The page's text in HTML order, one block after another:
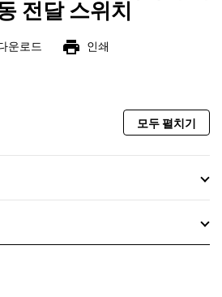
전달 스위치
운로드 print 인쇄
모두 펼치기